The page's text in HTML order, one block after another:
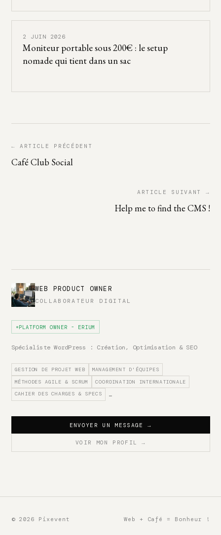
2 JUIN 2026
Moniteur portable sous 200€ : le setup
nomade qui tient dans un sac
← ARTICLE PRÉCÉDENT
Café Club Social
ARTICLE SUIVANT →
Help me to find the CMS !
WEB PRODUCT OWNER
COLLABORATEUR DIGITAL
PLATFORM OWNER - ERIUM
Spécialiste WordPress : Création, Optimisation & SEO
GESTION DE PROJET WEB
MANAGEMENT D'ÉQUIPES
MÉTHODES AGILE & SCRUM
COORDINATION INTERNATIONALE
CAHIER DES CHARGES & SPECS
…
ENVOYER UN MESSAGE→
VOIR MON PROFIL →
© 2026 Pixevent Web + Café = Bonheur !